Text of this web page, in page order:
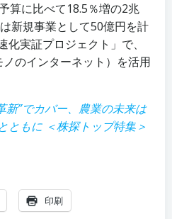
算に比べて18.5％増の2兆
新規事業として50億円を計
実証プロジェクト」で、
のインターネット）を活用
新”でカバー、農業の未来は
ともに ＜株探トップ特集＞
印刷